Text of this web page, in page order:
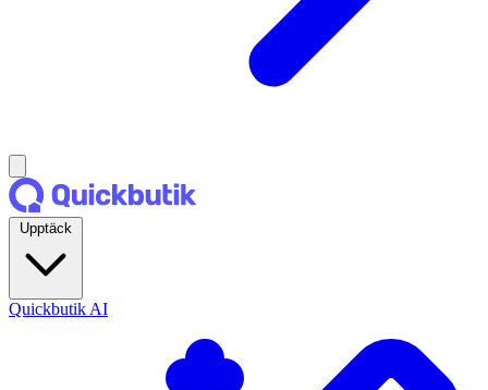
Quickbutik AI